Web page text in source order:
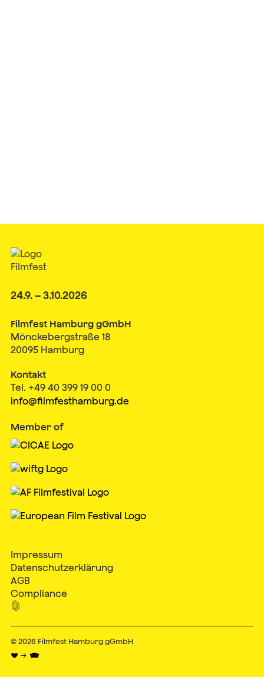
24.9. – 3.10.2026
Filmfest Hamburg gGmbH
Mönckebergstraße 18
20095 Hamburg
Kontakt
Tel. +49 40 399 19 00 0
info@filmfesthamburg.de
Member of
Impressum
Datenschutzerklärung
AGB
Compliance

© 2026 Filmfest Hamburg gGmbH
♥ → 